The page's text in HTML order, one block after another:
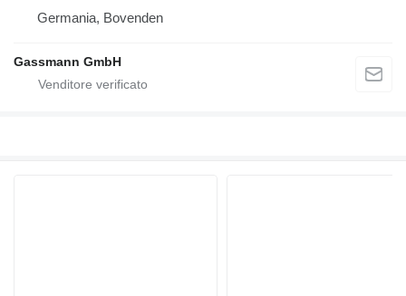
Germania, Bovenden
Gassmann GmbH